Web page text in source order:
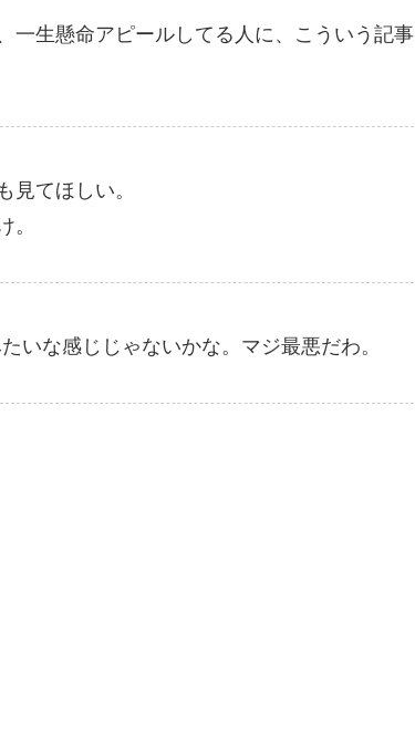
一生懸命アピールしてる人に、こういう記事
見てほしい。
。
いな感じじゃないかな。マジ最悪だわ。